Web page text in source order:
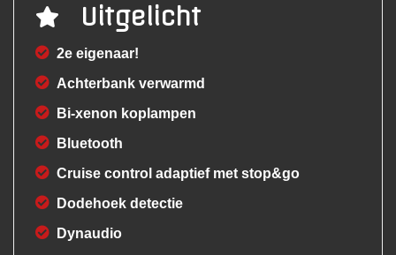
Uitgelicht
2e eigenaar!
Achterbank verwarmd
Bi-xenon koplampen
Bluetooth
Cruise control adaptief met stop&go
Dodehoek detectie
Dynaudio